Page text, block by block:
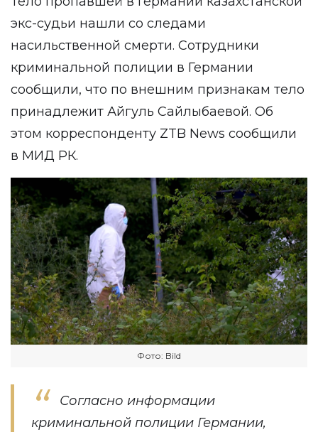
экс-судьи нашли со следами
насильственной смерти. Сотрудники
криминальной полиции в Германии
сообщили, что по внешним признакам тело
принадлежит Айгуль Сайлыбаевой. Об
этом корреспонденту ZTB News сообщили
в МИД РК.
Фото: Bild
Согласно информации
криминальной полиции Германии,